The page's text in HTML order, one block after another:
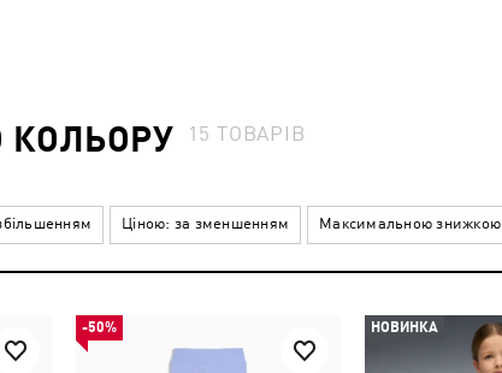
КОЛЬОРУ 15ТОВАРІВ
Ціною: за зменшенням Максимальною знижкою
-50% НОВИНКА